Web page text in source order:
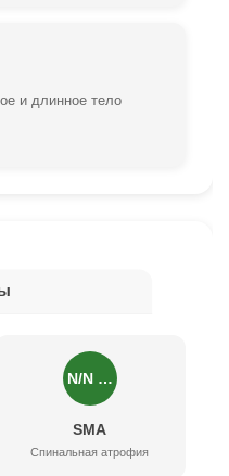
и длинное тело
N/N …
SMA
Спинальная атрофия